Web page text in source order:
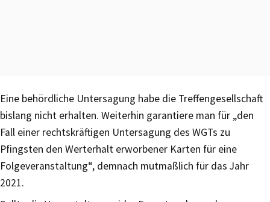
Eine behördliche Untersagung habe die Treffengesellschaft
bislang nicht erhalten. Weiterhin garantiere man für „den
Fall einer rechtskräftigen Untersagung des WGTs zu
Pfingsten den Werterhalt erworbener Karten für eine
Folgeveranstaltung“, demnach mutmaßlich für das Jahr
2021.